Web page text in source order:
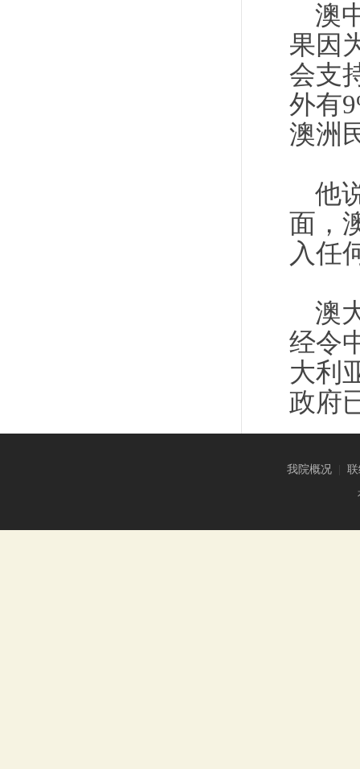
澳
果因
会支
外有
澳洲
他
面，
入任
澳
经令
大利
政府
我院概况